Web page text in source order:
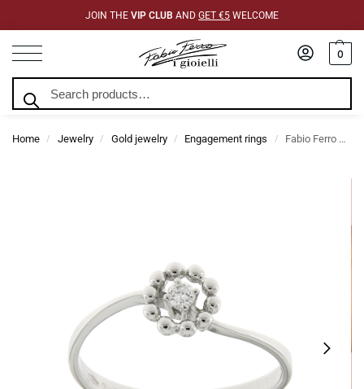
JOIN THE VIP CLUB AND GET €5 WELCOME
0
Home / Jewelry / Gold jewelry / Engagement rings / Fabio Ferro Mini Bubble Engagement Ring in White Gold with 0.06 Carat Diamond